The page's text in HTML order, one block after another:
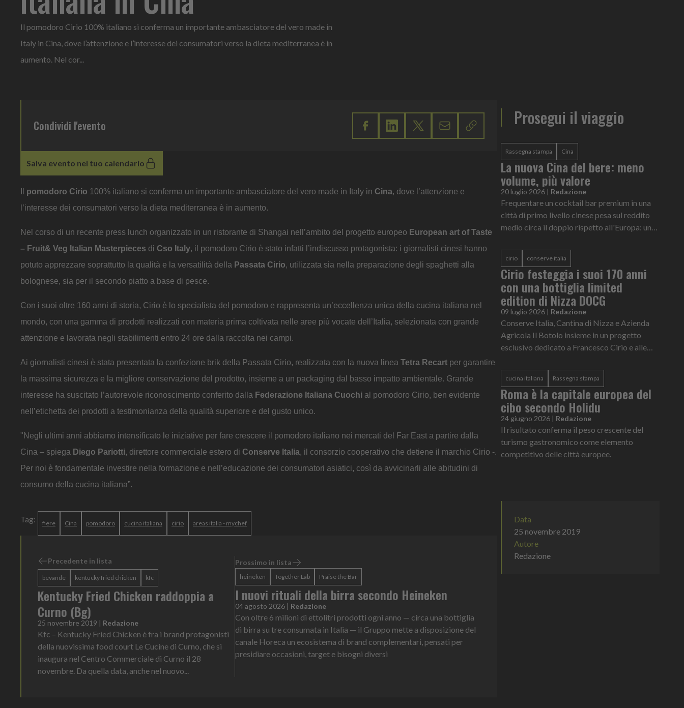
Il pomodoro Cirio 100% italiano si conferma un importante ambasciatore del vero made in
Italy in Cina, dove l’attenzione e l’interesse dei consumatori verso la dieta mediterranea è in
aumento. Nel cor...
Condividi l'evento
Salva evento nel tuo calendario
pomodoro Cirio 100% italiano si conferma un importante ambasciatore del vero made in Italy in Cina, dove l’attenzione e
l’interesse dei consumatori verso la dieta mediterranea è in aumento.
Nel corso di un recente press lunch organizzato in un ristorante di Shangai nell’ambito del progetto europeo European art of Taste
– Fruit& Veg Italian Masterpieces di Cso Italy, il pomodoro Cirio è stato infatti l’indiscusso protagonista: i giornalisti cinesi hanno
potuto apprezzare soprattutto la qualità e la versatilità della Passata Cirio, utilizzata sia nella preparazione degli spaghetti alla
bolognese, sia per il secondo piatto a base di pesce.
Con i suoi oltre 160 anni di storia, Cirio è lo specialista del pomodoro e rappresenta un’eccellenza unica della cucina italiana nel
mondo, con una gamma di prodotti realizzati con materia prima coltivata nelle aree più vocate dell’Italia, selezionata con grande
attenzione e lavorata negli stabilimenti entro 24 ore dalla raccolta nei campi.
Ai giornalisti cinesi è stata presentata la confezione brik della Passata Cirio, realizzata con la nuova linea Tetra Recart per garantire
la massima sicurezza e la migliore conservazione del prodotto, insieme a un packaging dal basso impatto ambientale. Grande
interesse ha suscitato l’autorevole riconoscimento conferito dalla Federazione Italiana Cuochi al pomodoro Cirio, ben evidente
nell’etichetta dei prodotti a testimonianza della qualità superiore e del gusto unico.
"Negli ultimi anni abbiamo intensificato le iniziative per fare crescere il pomodoro italiano nei mercati del Far East a partire dalla
Cina – spiega Diego Pariotti, direttore commerciale estero di Conserve Italia, il consorzio cooperativo che detiene il marchio Cirio -.
Per noi è fondamentale investire nella formazione e nell’educazione dei consumatori asiatici, così da avvicinarli alle abitudini di
consumo della cucina italiana”.
Tag: fiere Cina pomodoro cucina italiana cirio areas italia - mychef
Precedente in lista
bevande kentucky fried chicken kfc
Kentucky Fried Chicken raddoppia a
Curno (Bg)
25 novembre 2019 | Redazione
Kfc – Kentucky Fried Chicken è fra i brand protagonisti
della nuovissima food court Le Cucine di Curno, che si
inaugura nel Centro Commerciale di Curno il 28
novembre. Da quella data, anche nel nuovo...
Prossimo in lista
heineken Together Lab Praise the Bar
I nuovi rituali della birra secondo Heineken
04 agosto 2026 | Redazione
Con oltre 6 milioni di ettolitri prodotti ogni anno — circa una bottiglia
di birra su tre consumata in Italia — il Gruppo mette a disposizione del
canale Horeca un ecosistema di brand complementari, pensati per
presidiare occasioni, target e bisogni diversi
Prosegui il viaggio
Rassegna stampa Cina
La nuova Cina del bere: meno
volume, più valore
20 luglio 2026 | Redazione
Frequentare un cocktail bar premium in una
città di primo livello cinese pesa sul reddito
medio circa il doppio rispetto all'Europa: un
stipendio mensile medio nazionale.
cirio conserve italia
Cirio festeggia i suoi 170 anni
con una bottiglia limited
edition di Nizza DOCG
09 luglio 2026 | Redazione
Conserve Italia, Cantina di Nizza e Azienda
Agricola Il Botolo insieme in un progetto
esclusivo dedicato a Francesco Cirio e alle
cucina italiana Rassegna stampa
Roma è la capitale europea del
cibo secondo Holidu
24 giugno 2026 | Redazione
Il risultato conferma il peso crescente del
turismo gastronomico come elemento
competitivo delle città europee.
Data
25 novembre 2019
Autore
Redazione